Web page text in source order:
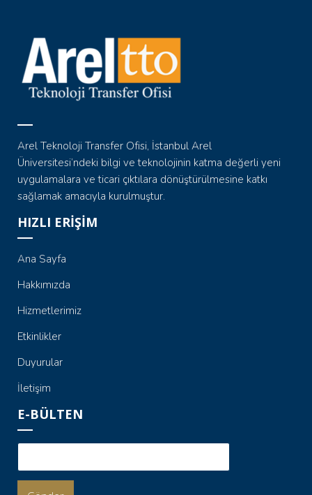
Arel Teknoloji Transfer Ofisi, İstanbul Arel
Üniversitesi’ndeki bilgi ve teknolojinin katma değerli yeni
uygulamalara ve ticari çıktılara dönüştürülmesine katkı
sağlamak amacıyla kurulmuştur.
HIZLI ERİŞİM
Ana Sayfa
Hakkımızda
Hizmetlerimiz
Etkinlikler
Duyurular
İletişim
E-BÜLTEN